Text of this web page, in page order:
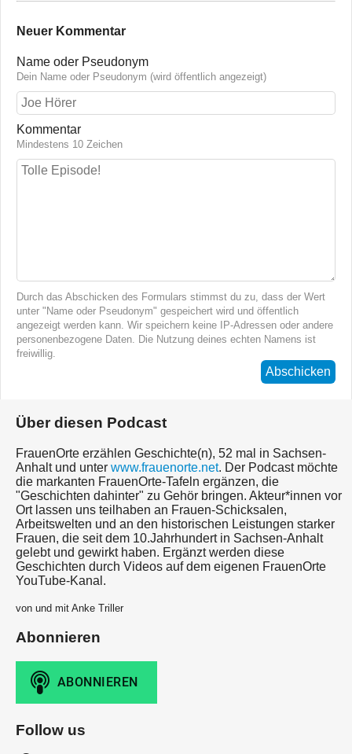
Neuer Kommentar
Name oder Pseudonym
Dein Name oder Pseudonym (wird öffentlich angezeigt)
Kommentar
Mindestens 10 Zeichen
Durch das Abschicken des Formulars stimmst du zu, dass der Wert
unter "Name oder Pseudonym" gespeichert wird und öffentlich
angezeigt werden kann. Wir speichern keine IP-Adressen oder andere
personenbezogene Daten. Die Nutzung deines echten Namens ist
freiwillig.
Abschicken
Über diesen Podcast
FrauenOrte erzählen Geschichte(n), 52 mal in Sachsen-
Anhalt und unter www.frauenorte.net. Der Podcast möchte
die markanten FrauenOrte-Tafeln ergänzen, die
"Geschichten dahinter" zu Gehör bringen. Akteur*innen vor
Ort lassen uns teilhaben an Frauen-Schicksalen,
Arbeitswelten und an den historischen Leistungen starker
Frauen, die seit dem 10.Jahrhundert in Sachsen-Anhalt
gelebt und gewirkt haben. Ergänzt werden diese
Geschichten durch Videos auf dem eigenen FrauenOrte
YouTube-Kanal.
von und mit Anke Triller
Abonnieren
Follow us